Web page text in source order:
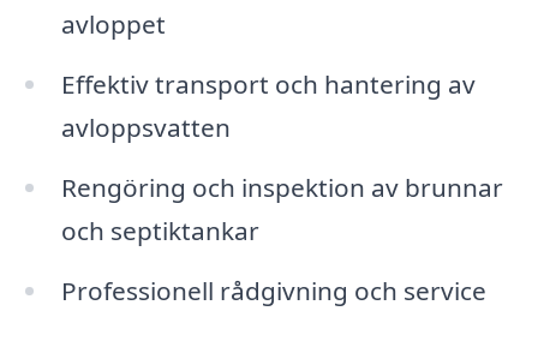
avloppet
Effektiv transport och hantering av
avloppsvatten
Rengöring och inspektion av brunnar
och septiktankar
Professionell rådgivning och service